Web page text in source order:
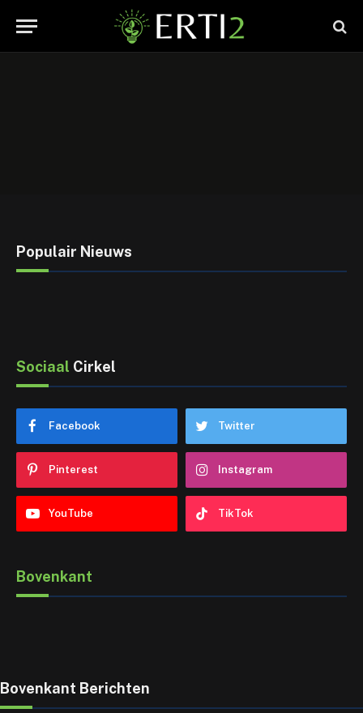
Populair Nieuws
Sociaal Cirkel
Facebook Twitter
Pinterest Instagram
YouTube TikTok
Bovenkant
Bovenkant Berichten